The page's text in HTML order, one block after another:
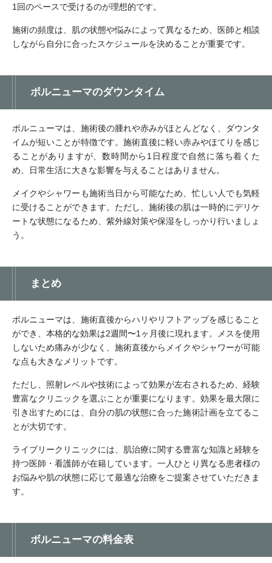
1回のペースで受けるのが理想的です。
施術の頻度は、肌の状態や悩みによって異なるため、医師と相談
しながら自分に合ったスケジュールを決めることが重要です。
ボルニューマのダウンタイム
ボルニューマは、施術後の腫れや赤みがほとんどなく、ダウンタ
イムが短いことが特徴です。施術直後に軽い赤みやほてりを感じ
ることがありますが、数時間から1日程度で自然に落ち着くた
め、日常生活に大きな影響を与えることはありません。
メイクやシャワーも施術当日から可能なため、忙しい人でも気軽
に受けることができます。ただし、施術後の肌は一時的にデリケ
ートな状態になるため、紫外線対策や保湿をしっかり行いましょ
う。
まとめ
ボルニューマは、施術直後からハリやリフトアップを感じること
ができ、本格的な効果は2週間〜1ヶ月後に現れます。メスを使用
しないため痛みが少なく、施術直後からメイクやシャワーが可能
な点も大きなメリットです。
ただし、照射レベルや技術によって効果が左右されるため、経験
豊富なクリニックを選ぶことが重要になります。効果を最大限に
引き出すためには、自分の肌の状態に合った施術計画を立てるこ
とが大切です。
ライブリークリニックには、肌治療に関する豊富な知識と経験を
持つ医師・看護師が在籍しています。一人ひとり異なる患者様の
お悩みや肌の状態に応じて最適な治療をご提案させていただきま
す。
ボルニューマの料金表